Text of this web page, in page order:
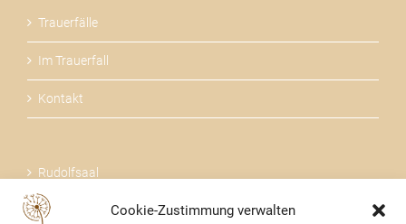
Cookie-Zustimmung verwalten
Trauerfälle
Im Trauerfall
Kontakt
Rudolfsaal
Über uns